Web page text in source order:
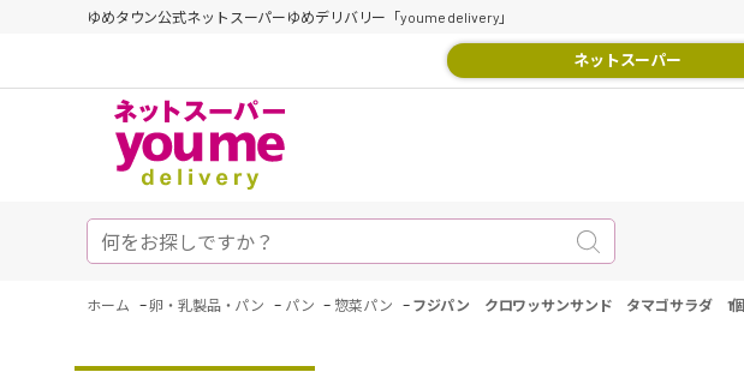
ゆめタウン公式ネットスーパーゆめデリバリー「youme delivery」
ネットスーパー
ホーム -卵・乳製品・パン - パン - 惣菜パン - フジパン クロワッサンサンド タマゴサラダ 1個